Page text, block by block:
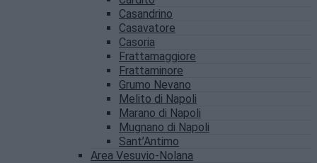
Casandrino
Casavatore
Casoria
Frattamaggiore
Frattaminore
Grumo Nevano
Melito di Napoli
Marano di Napoli
Mugnano di Napoli
Sant’Antimo
Area Vesuvio-Nolana